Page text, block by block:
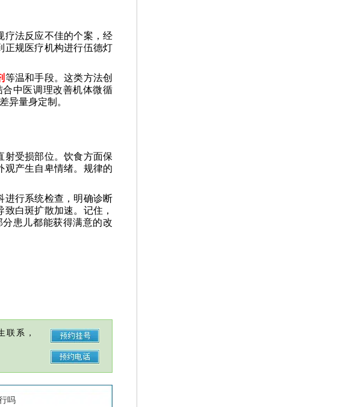
疗法反应不佳的个案，经
正规医疗机构进行伍德灯
等温和手段。这类方法创
中医调理改善机体微循
异量身定制。
射受损部位。饮食方面保
观产生自卑情绪。规律的
进行系统检查，明确诊断
白斑扩散加速。记住，
患儿都能获得满意的改
联系，
吗